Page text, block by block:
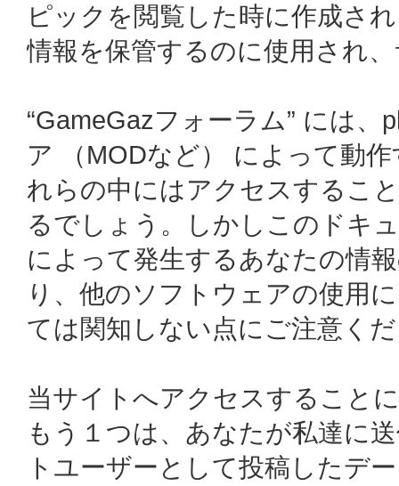
ピックを閲覧した時に作成さ
情報を保管するのに使用され
“GameGazフォーラム” には
ア （MODなど） によって動
れらの中にはアクセスするこ
るでしょう。しかしこのドキ
によって発生するあなたの情
り、他のソフトウェアの使用
ては関知しない点にご注意く
当サイトへアクセスすること
もう１つは、あなたが私達に
トユーザーとして投稿したデ